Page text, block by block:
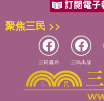
聚焦三民 >>
三民書局 三民出版